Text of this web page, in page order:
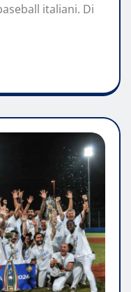
italiani. Di